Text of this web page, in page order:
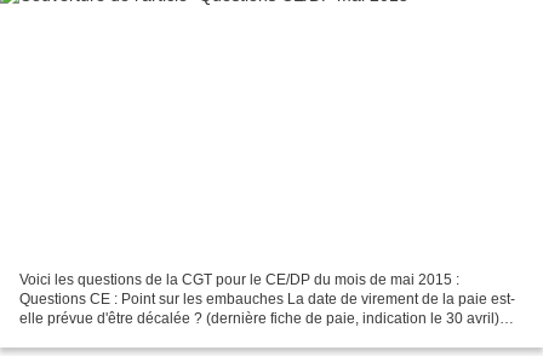
Voici les questions de la CGT pour le CE/DP du mois de mai 2015 :
Questions CE : Point sur les embauches La date de virement de la paie est-
elle prévue d'être décalée ? (dernière fiche de paie, indication le 30 avril)